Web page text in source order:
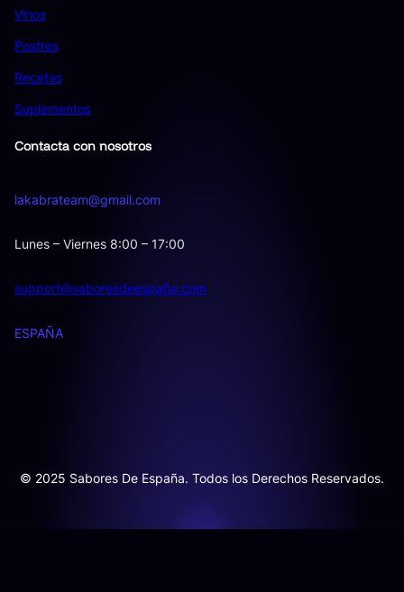
Vinos
Postres
Recetas
Suplementos
Contacta con nosotros
lakabrateam@gmail.com
Lunes – Viernes 8:00 – 17:00
support@saboresdeespaña.com
ESPAÑA
© 2025 Sabores De España. Todos los Derechos Reservados.